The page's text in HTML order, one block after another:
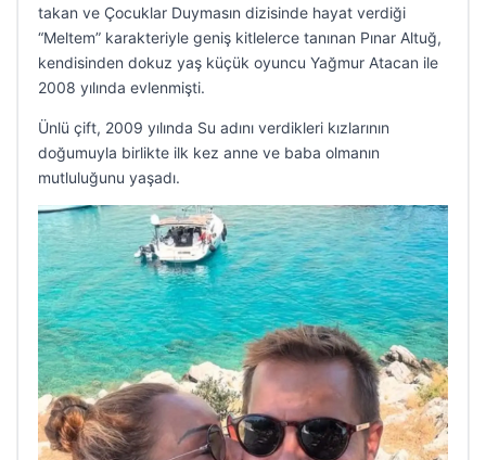
takan ve Çocuklar Duymasın dizisinde hayat verdiği
“Meltem” karakteriyle geniş kitlelerce tanınan Pınar Altuğ,
kendisinden dokuz yaş küçük oyuncu Yağmur Atacan ile
2008 yılında evlenmişti.
Ünlü çift, 2009 yılında Su adını verdikleri kızlarının
doğumuyla birlikte ilk kez anne ve baba olmanın
mutluluğunu yaşadı.